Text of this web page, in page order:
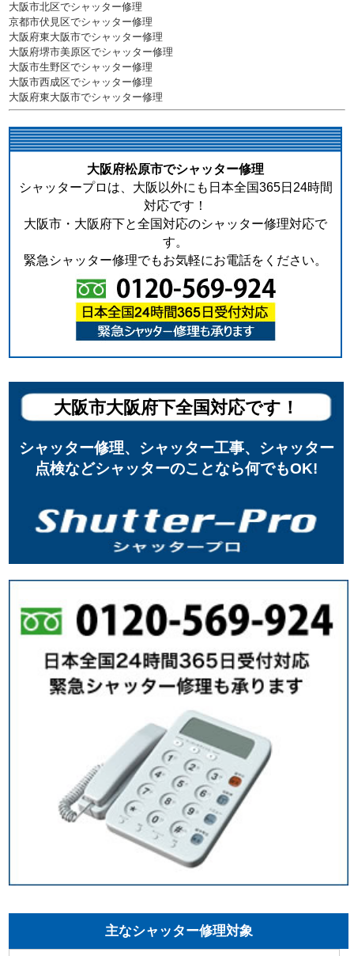
大阪市北区でシャッター修理
京都市伏見区でシャッター修理
大阪府東大阪市でシャッター修理
大阪府堺市美原区でシャッター修理
大阪市生野区でシャッター修理
大阪市西成区でシャッター修理
大阪府東大阪市でシャッター修理
大阪府松原市でシャッター修理
シャッタープロは、大阪以外にも日本全国365日24時間
対応です！
大阪市・大阪府下と全国対応のシャッター修理対応で
す。
緊急シャッター修理でもお気軽にお電話をください。
大阪市大阪府下全国対応です！
シャッター修理、シャッター工事、シャッター
点検などシャッターのことなら何でもOK!
主なシャッター修理対象